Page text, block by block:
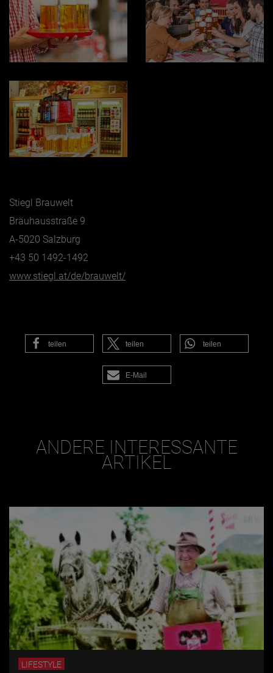
Stiegl Brauwelt
Bräuhausstraße 9
A-5020 Salzburg
+43 50 1492-1492
www.stiegl.at/de/brauwelt/
teilen teilen teilen
E-Mail
ANDERE INTERESSANTE
ARTIKEL
LIFESTYLE